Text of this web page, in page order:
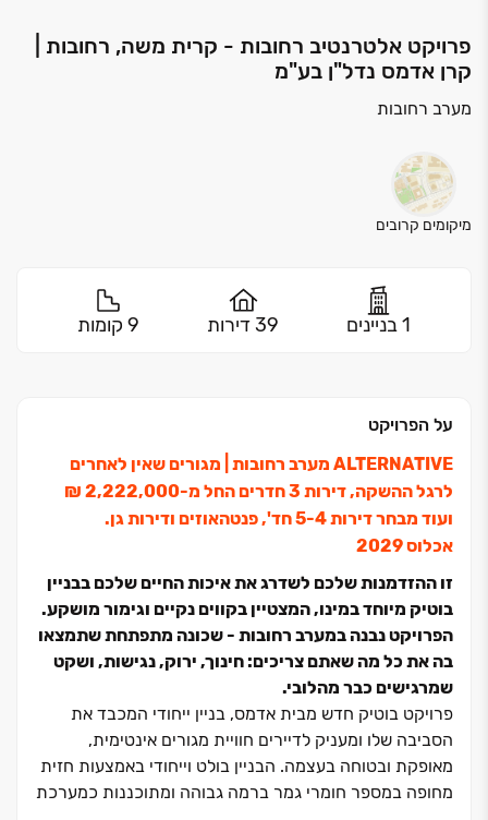
פרויקט אלטרנטיב רחובות - קרית משה, רחובות |
קרן אדמס נדל"ן בע"מ
מערב רחובות
מיקומים קרובים
1 בניינים 39 דירות 9 קומות
על הפרויקט
ALTERNATIVE מערב רחובות ‏| מגורים שאין לאחרים
לרגל ההשקה, דירות 3 חדרים החל מ-2,222,000 ₪
ועוד מבחר דירות 5-4 חד', פנטהאוזים ודירות גן.
אכלוס 2029
זו ההזדמנות שלכם לשדרג את איכות החיים שלכם בבניין
בוטיק מיוחד במינו, המצטיין בקווים נקיים וגימור מושקע.
הפרויקט נבנה במערב רחובות - שכונה מתפתחת שתמצאו
בה את כל מה שאתם צריכים: חינוך, ירוק, נגישות, ושקט
שמרגישים כבר מהלובי.
פרויקט בוטיק חדש מבית אדמס, בניין ייחודי המכבד את
הסביבה שלו ומעניק לדיירים חוויית מגורים אינטימית,
מאופקת ובטוחה בעצמה. הבניין בולט וייחודי באמצעות חזית
מחופה במספר חומרי גמר ברמה גבוהה ומתוכננות כמערכת